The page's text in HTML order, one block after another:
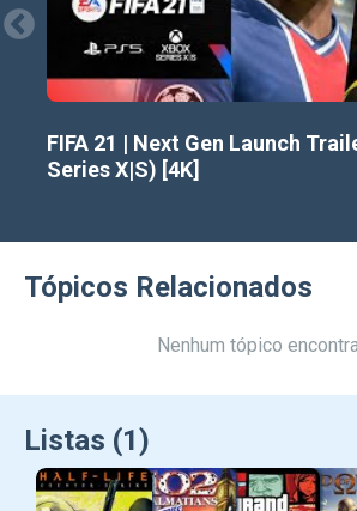
FIFA 21 | Next Gen Launch
Series X|S) [4K]
Tópicos Relacionados
Nenhum tópico
Listas (1)